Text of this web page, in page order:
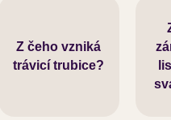
Z čeho vzniká
trávicí trubice?
Z endodermu Z